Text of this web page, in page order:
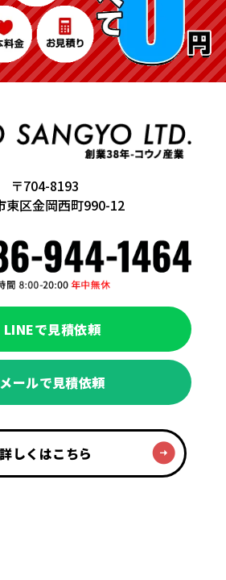
〒704-8193
東区金岡西町990-12
LINEで見積依頼
メールで見積依頼
詳しくはこちら